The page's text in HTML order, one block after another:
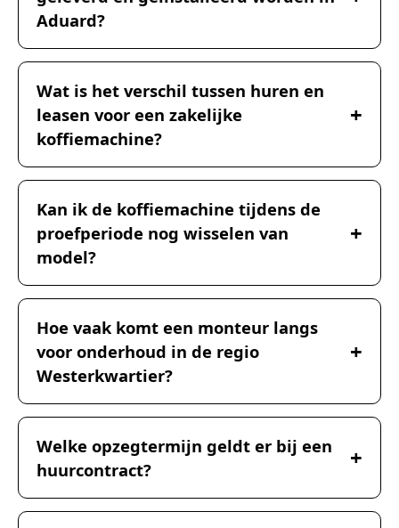
Aduard?
Wat is het verschil tussen huren en
leasen voor een zakelijke
koffiemachine?
Kan ik de koffiemachine tijdens de
proefperiode nog wisselen van
model?
Hoe vaak komt een monteur langs
voor onderhoud in de regio
Westerkwartier?
Welke opzegtermijn geldt er bij een
huurcontract?